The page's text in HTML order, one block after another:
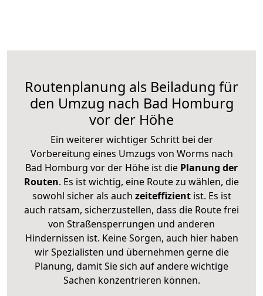
Routenplanung als Beiladung für
den Umzug nach Bad Homburg
vor der Höhe
Ein weiterer wichtiger Schritt bei der
Vorbereitung eines Umzugs von Worms nach
Bad Homburg vor der Höhe ist die Planung der
Routen. Es ist wichtig, eine Route zu wählen, die
sowohl sicher als auch zeiteffizientist. Es ist
auch ratsam, sicherzustellen, dass die Route frei
von Straßensperrungen und anderen
Hindernissen ist. Keine Sorgen, auch hier haben
wir Spezialisten und übernehmen gerne die
Planung, damit Sie sich auf andere wichtige
Sachen konzentrieren können.